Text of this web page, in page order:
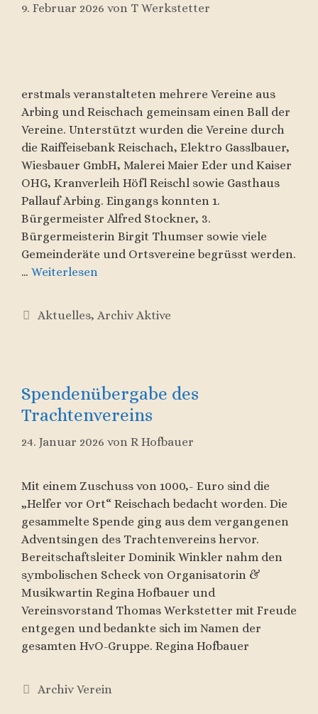
9. Februar 2026 von T Werkstetter
erstmals veranstalteten mehrere Vereine aus
Arbing und Reischach gemeinsam einen Ball der
Vereine. Unterstützt wurden die Vereine durch
die Raiffeisebank Reischach, Elektro Gasslbauer,
Wiesbauer GmbH, Malerei Maier Eder und Kaiser
OHG, Kranverleih Höfl Reischl sowie Gasthaus
Pallauf Arbing. Eingangs konnten 1.
Bürgermeister Alfred Stockner, 3.
Bürgermeisterin Birgit Thumser sowie viele
Gemeinderäte und Ortsvereine begrüsst werden.
… Weiterlesen
Kategorien
Aktuelles, Archiv Aktive
Spendenübergabe des
Trachtenvereins
24. Januar 2026 von R Hofbauer
Mit einem Zuschuss von 1000,- Euro sind die
„Helfer vor Ort“ Reischach bedacht worden. Die
gesammelte Spende ging aus dem vergangenen
Adventsingen des Trachtenvereins hervor.
Bereitschaftsleiter Dominik Winkler nahm den
symbolischen Scheck von Organisatorin &
Musikwartin Regina Hofbauer und
Vereinsvorstand Thomas Werkstetter mit Freude
entgegen und bedankte sich im Namen der
gesamten HvO-Gruppe. Regina Hofbauer
Kategorien
Archiv Verein